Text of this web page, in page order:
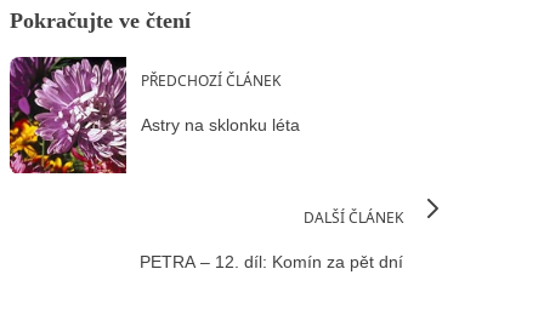
Pokračujte ve čtení
PŘEDCHOZÍ ČLÁNEK
Astry na sklonku léta
DALŠÍ ČLÁNEK
PETRA – 12. díl: Komín za pět dní